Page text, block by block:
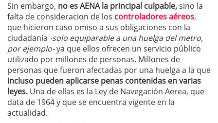
Sin embargo, no es AENA la principal culpable,sino la
falta de consideracion de los controladores aéreos,
que hicieron caso omiso a sus obligaciones con la
ciudadanía -solo equiparable a una huelga del metro,
por ejemplo-ya que ellos ofrecen un servicio público
utilizado por millones de personas. Millones de
personas que fueron afectadas por una huelga a la que
incluso pueden aplicarse penas contenidas en varias
leyes. Una de ellas es la Ley de Navegación Aerea, que
data de 1964 y que se encuentra vigente en la
actualidad.